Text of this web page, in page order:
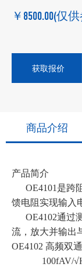
￥8500.00(仅
获取报价
商品介绍
产品简介
OE4101是跨
馈电阻实现输入
OE4102通过
流，放大并输出
OE4102 高频双
100fAV/